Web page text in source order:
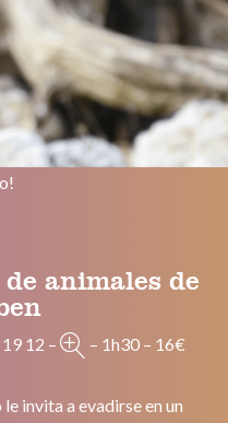
animales de
12 – – 1h30 – 16€
invita a evadirse en un